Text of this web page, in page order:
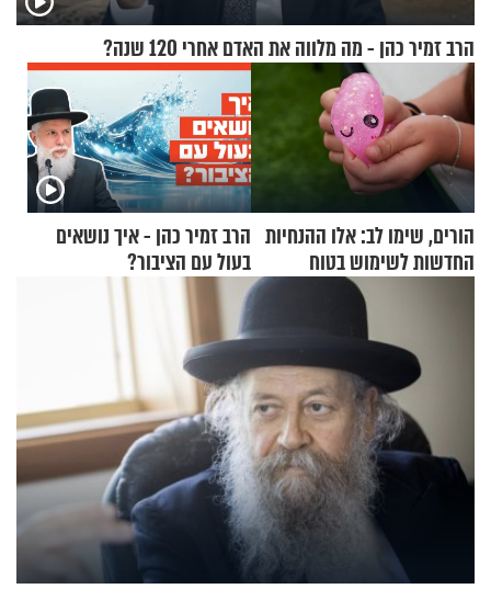
הרב זמיר כהן - מה מלווה את האדם אחרי 120 שנה?
הורים, שימו לב: אלו ההנחיות
החדשות לשימוש בטוח
בסקווישי לאחר מקרי אשפוז
הרב זמיר כהן - איך נושאים
בעול עם הציבור?